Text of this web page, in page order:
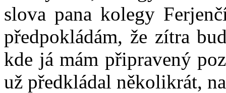
slova pana kolegy
předpokládám, že zítra
kde já mám připravený
už předkládal několikrát,